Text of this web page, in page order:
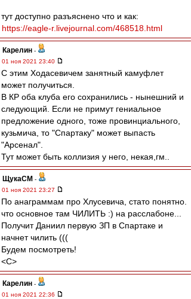
тут доступно разъяснено что и как:
https://eagle-r.livejournal.com/468518.html
Карелин -
01 ноя 2021 23:40
С этим Ходасевичем занятный камуфлет
может получиться.
В КР оба клуба его сохранились - нынешний и
следующий. Если не примут гениальное
предложение одного, тоже провинциального,
кузьмича, то "Спартаку" может выпасть
"Арсенал".
Тут может быть коллизия у него, некая,гм..
ЩукаСМ -
01 ноя 2021 23:27
По анаграммам про Хлусевича, стато понятно.
что основное там ЧИЛИТЬ :) на расслабоне...
Получит Даниил первую ЗП в Спартаке и
начнет чилить (((
Будем посмотреть!
<C>
Карелин -
01 ноя 2021 22:36